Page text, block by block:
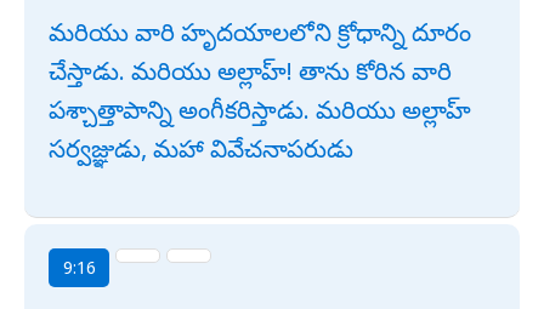
మరియు వారి హృదయాలలోని క్రోధాన్ని దూరం
చేస్తాడు. మరియు అల్లాహ్! తాను కోరిన వారి
పశ్చాత్తాపాన్ని అంగీకరిస్తాడు. మరియు అల్లాహ్
సర్వజ్ఞుడు, మహా వివేచనాపరుడు
9:16